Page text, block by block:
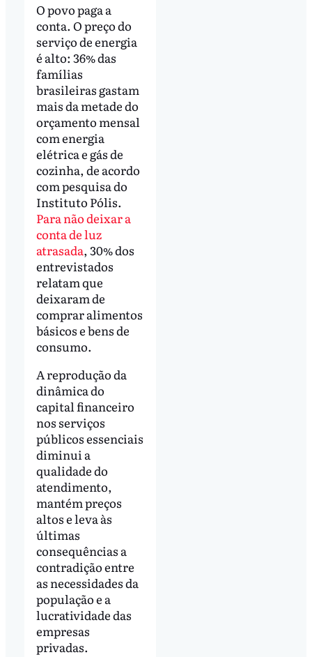
O povo paga a
conta. O preço do
serviço de energia
é alto: 36% das
famílias
brasileiras gastam
mais da metade do
orçamento mensal
com energia
elétrica e gás de
cozinha, de acordo
com pesquisa do
Instituto Pólis.
Para não deixar a
conta de luz
atrasada, 30% dos
entrevistados
relatam que
deixaram de
comprar alimentos
básicos e bens de
consumo.
A reprodução da
dinâmica do
capital financeiro
nos serviços
públicos essenciais
diminui a
qualidade do
atendimento,
mantém preços
altos e leva às
últimas
consequências a
contradição entre
as necessidades da
população e a
lucratividade das
empresas
privadas.